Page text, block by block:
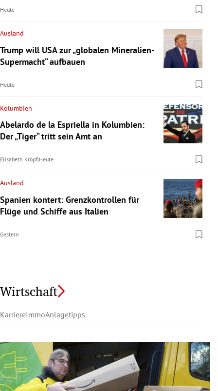
Heute
Ausland
Trump will USA zur „globalen Mineralien-
Supermacht“ aufbauen
Heute
Kolumbien
Abelardo de la Espriella in Kolumbien:
Der „Tiger“ tritt sein Amt an
Elisabeth KröpflHeute
Ausland
Spanien kontert: Grenzkontrollen für
Flüge und Schiffe aus Italien
Gestern
Wirtschaft
KarriereImmoAnlagetipps